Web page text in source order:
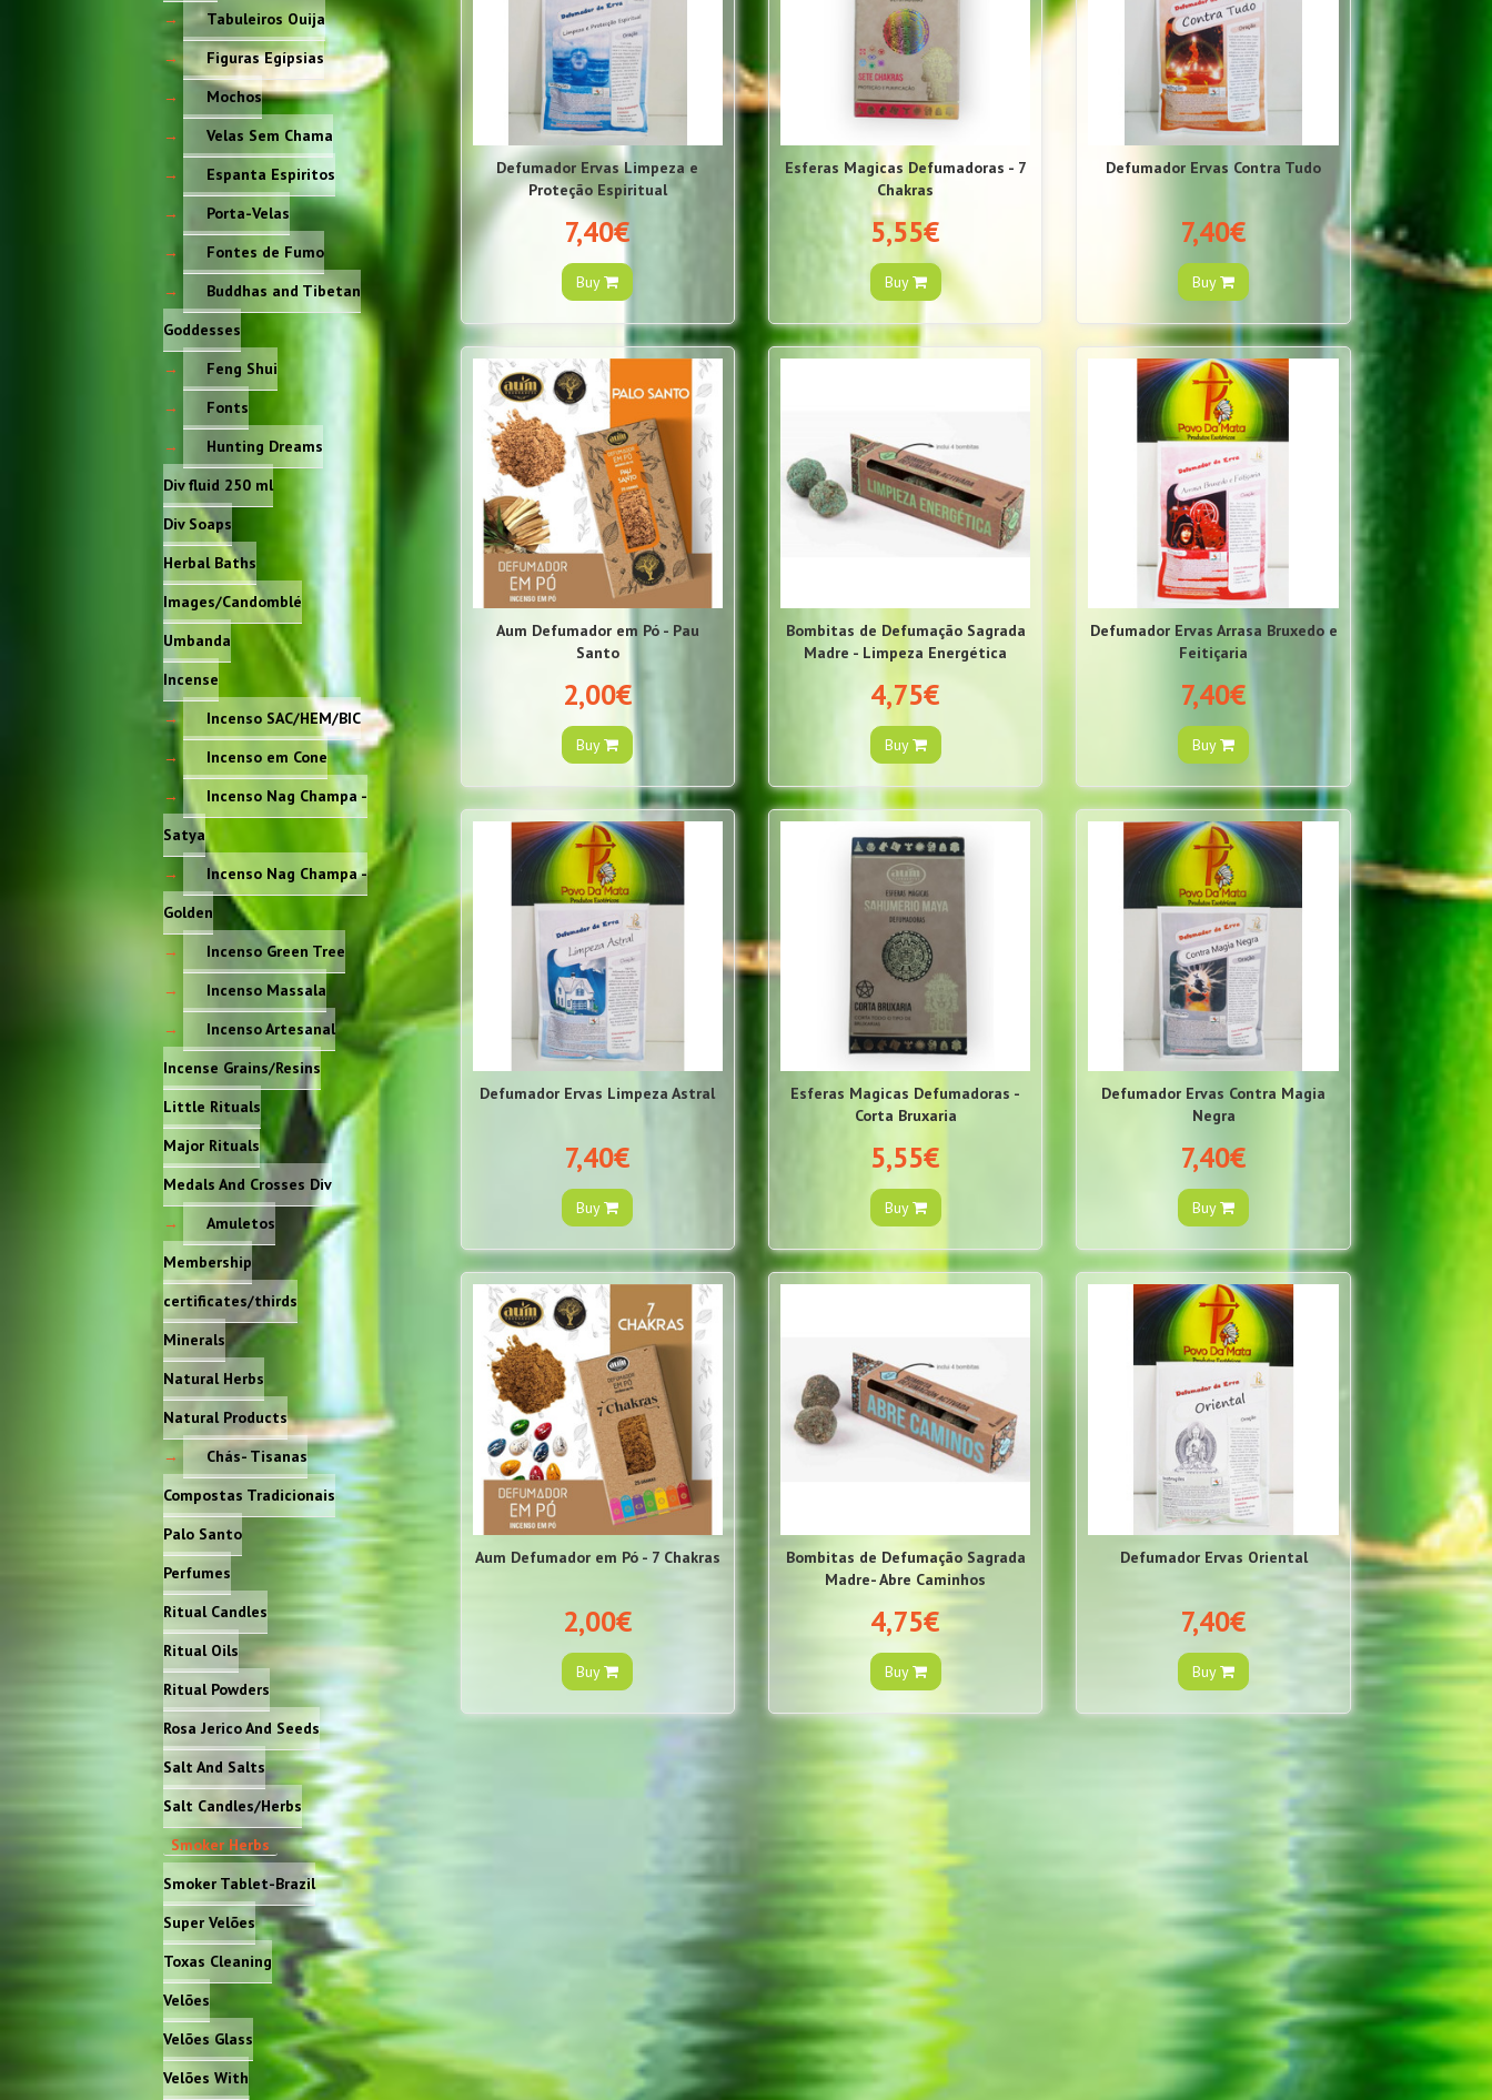
Tabuleiros Ouija
Figuras Egípsias
Mochos
Velas Sem Chama
Espanta Espiritos
Porta-Velas
Fontes de Fumo
Buddhas and Tibetan
Goddesses
Feng Shui
Fonts
Hunting Dreams
Div fluid 250 ml
Div Soaps
Herbal Baths
Images/Candomblé
Umbanda
Incense
Incenso SAC/HEM/BIC
Incenso em Cone
Incenso Nag Champa -
Satya
Incenso Nag Champa -
Golden
Incenso Green Tree
Incenso Massala
Incenso Artesanal
Incense Grains/Resins
Little Rituals
Major Rituals
Medals And Crosses Div
Amuletos
Membership
certificates/thirds
Minerals
Natural Herbs
Natural Products
Chás- Tisanas
Compostas Tradicionais
Palo Santo
Perfumes
Ritual Candles
Ritual Oils
Ritual Powders
Rosa Jerico And Seeds
Salt And Salts
Salt Candles/Herbs
Smoker Herbs
Smoker Tablet-Brazil
Super Velões
Toxas Cleaning
Velões
Velões Glass
Velões With
Defumador Ervas Limpeza e
Proteção Espiritual
7,40€
Buy
Esferas Magicas Defumadoras - 7
Chakras
5,55€
Buy
Defumador Ervas Contra Tudo
7,40€
Buy
Aum Defumador em Pó - Pau
Santo
2,00€
Buy
Bombitas de Defumação Sagrada
Madre - Limpeza Energética
4,75€
Buy
Defumador Ervas Arrasa Bruxedo e
Feitiçaria
7,40€
Buy
Defumador Ervas Limpeza Astral
7,40€
Buy
Esferas Magicas Defumadoras -
Corta Bruxaria
5,55€
Buy
Defumador Ervas Contra Magia
Negra
7,40€
Buy
Aum Defumador em Pó - 7 Chakras
2,00€
Buy
Bombitas de Defumação Sagrada
Madre- Abre Caminhos
4,75€
Buy
Defumador Ervas Oriental
7,40€
Buy